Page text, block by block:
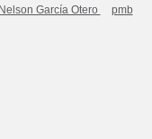
García Otero pmb